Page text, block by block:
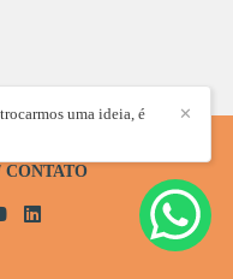
CONTATO
✕
uma ideia, é